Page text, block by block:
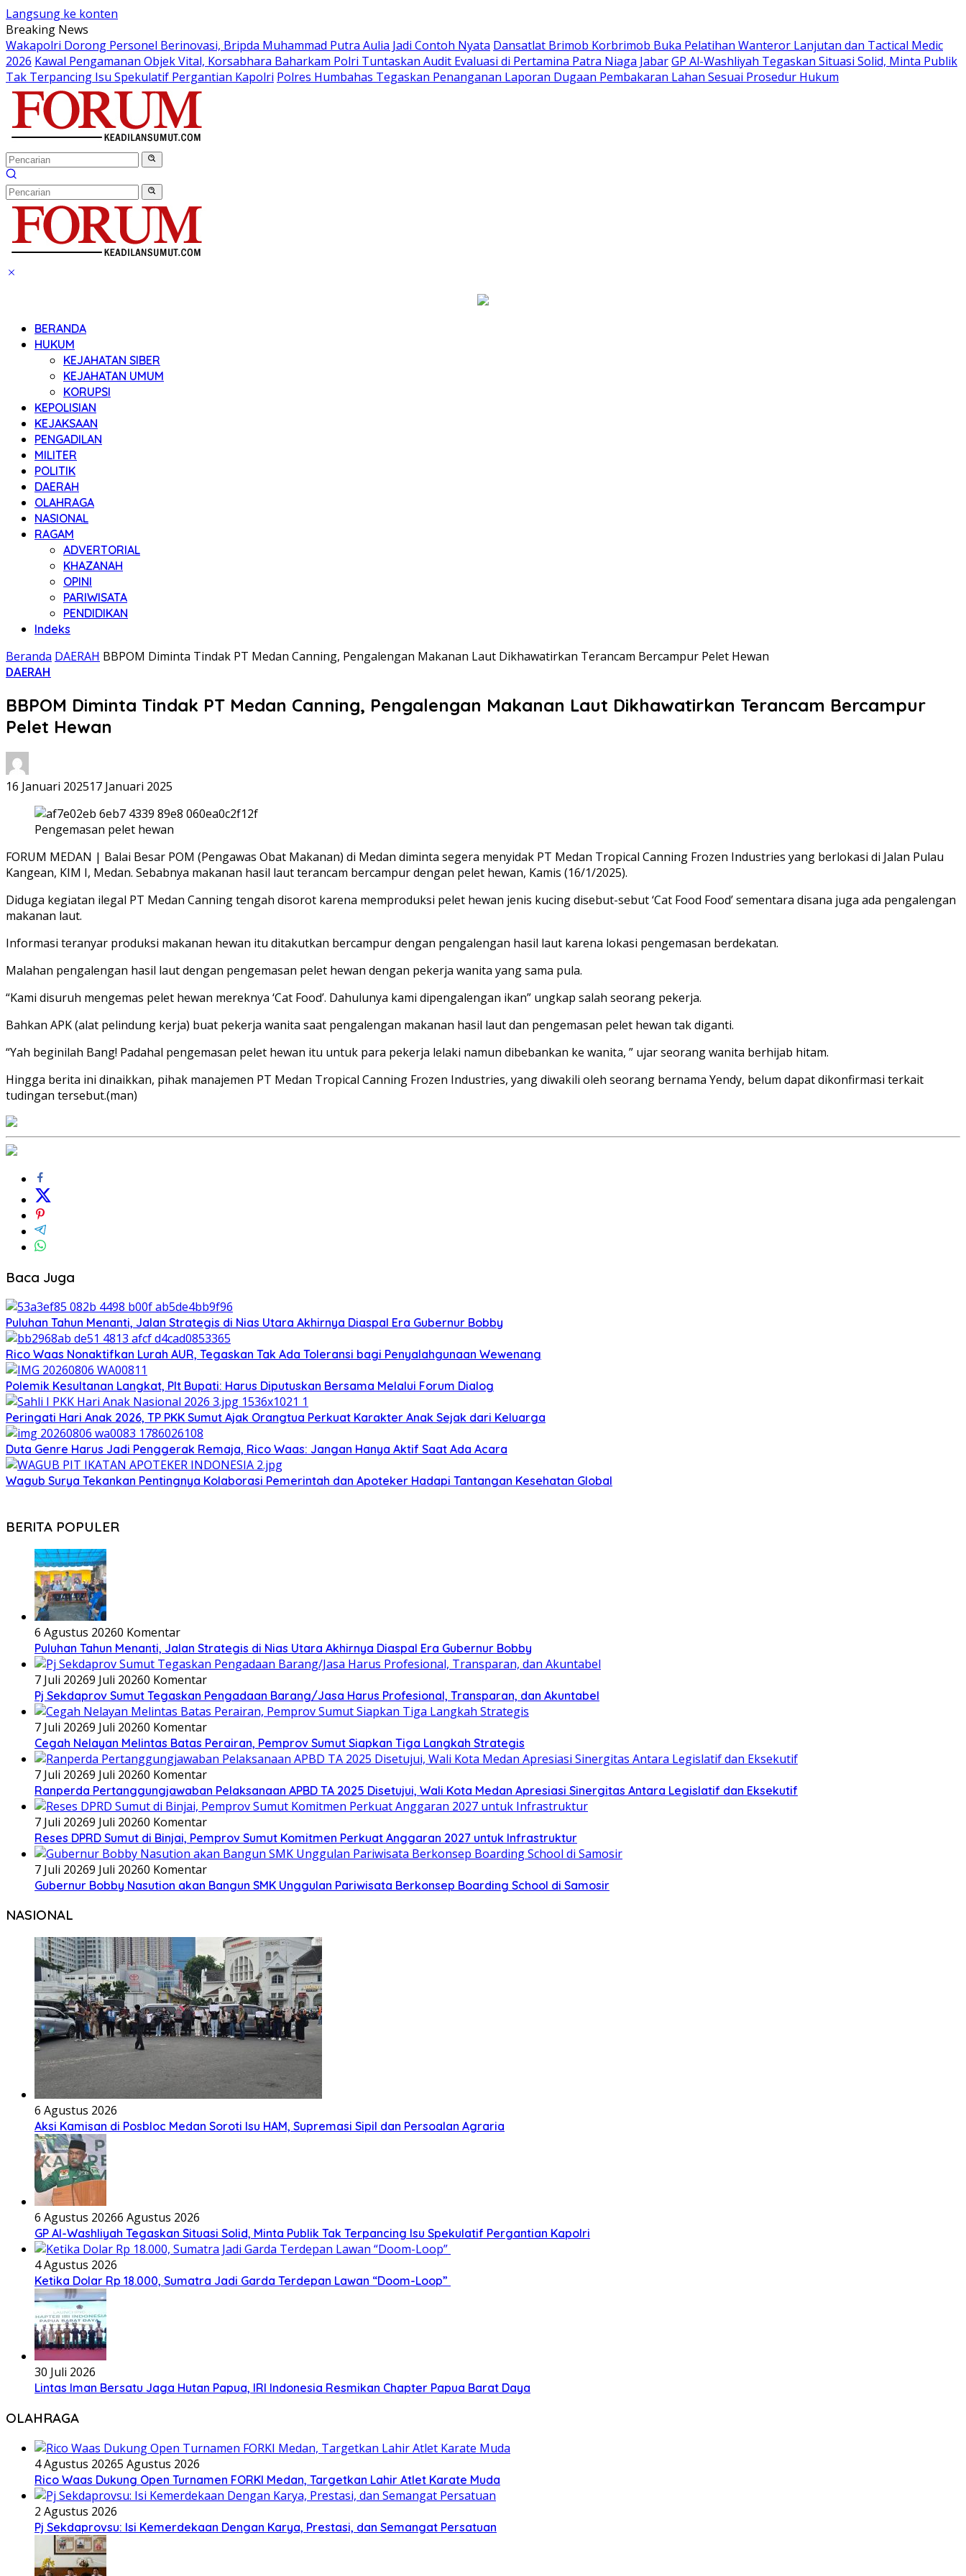
Langsung ke konten
Breaking News
Wakapolri Dorong Personel Berinovasi, Bripda Muhammad Putra Aulia Jadi Contoh Nyata Dansatlat Brimob Korbrimob Buka Pelatihan Wanteror Lanjutan dan Tactical Medic
2026 Kawal Pengamanan Objek Vital, Korsabhara Baharkam Polri Tuntaskan Audit Evaluasi di Pertamina Patra Niaga JabarGP Al-Washliyah Tegaskan Situasi Solid, Minta Publik
Tak Terpancing Isu Spekulatif Pergantian Kapolri Polres Humbahas Tegaskan Penanganan Laporan Dugaan Pembakaran Lahan Sesuai Prosedur Hukum
BERANDA
HUKUM
KEJAHATAN SIBER
KEJAHATAN UMUM
KORUPSI
KEPOLISIAN
KEJAKSAAN
PENGADILAN
MILITER
POLITIK
DAERAH
OLAHRAGA
NASIONAL
RAGAM
ADVERTORIAL
KHAZANAH
OPINI
PARIWISATA
PENDIDIKAN
Indeks
Beranda DAERAH BBPOM Diminta Tindak PT Medan Canning, Pengalengan Makanan Laut Dikhawatirkan Terancam Bercampur Pelet Hewan
DAERAH
BBPOM Diminta Tindak PT Medan Canning, Pengalengan Makanan Laut Dikhawatirkan Terancam Bercampur
Pelet Hewan
16 Januari 202517 Januari 2025
Pengemasan pelet hewan
FORUM MEDAN | Balai Besar POM (Pengawas Obat Makanan) di Medan diminta segera menyidak PT Medan Tropical Canning Frozen Industries yang berlokasi di Jalan Pulau
Kangean, KIM I, Medan. Sebabnya makanan hasil laut terancam bercampur dengan pelet hewan, Kamis (16/1/2025).
Diduga kegiatan ilegal PT Medan Canning tengah disorot karena memproduksi pelet hewan jenis kucing disebut-sebut ‘Cat Food Food’ sementara disana juga ada pengalengan
makanan laut.
Informasi teranyar produksi makanan hewan itu ditakutkan bercampur dengan pengalengan hasil laut karena lokasi pengemasan berdekatan.
Malahan pengalengan hasil laut dengan pengemasan pelet hewan dengan pekerja wanita yang sama pula.
“Kami disuruh mengemas pelet hewan mereknya ‘Cat Food’. Dahulunya kami dipengalengan ikan” ungkap salah seorang pekerja.
Bahkan APK (alat pelindung kerja) buat pekerja wanita saat pengalengan makanan hasil laut dan pengemasan pelet hewan tak diganti.
“Yah beginilah Bang! Padahal pengemasan pelet hewan itu untuk para pekerja lelaki namun dibebankan ke wanita, ” ujar seorang wanita berhijab hitam.
Hingga berita ini dinaikkan, pihak manajemen PT Medan Tropical Canning Frozen Industries, yang diwakili oleh seorang bernama Yendy, belum dapat dikonfirmasi terkait
tudingan tersebut.(man)
Baca Juga
Puluhan Tahun Menanti, Jalan Strategis di Nias Utara Akhirnya Diaspal Era Gubernur Bobby
Rico Waas Nonaktifkan Lurah AUR, Tegaskan Tak Ada Toleransi bagi Penyalahgunaan Wewenang
Polemik Kesultanan Langkat, Plt Bupati: Harus Diputuskan Bersama Melalui Forum Dialog
Peringati Hari Anak 2026, TP PKK Sumut Ajak Orangtua Perkuat Karakter Anak Sejak dari Keluarga
Duta Genre Harus Jadi Penggerak Remaja, Rico Waas: Jangan Hanya Aktif Saat Ada Acara
Wagub Surya Tekankan Pentingnya Kolaborasi Pemerintah dan Apoteker Hadapi Tantangan Kesehatan Global
BERITA POPULER
6 Agustus 20260 Komentar
Puluhan Tahun Menanti, Jalan Strategis di Nias Utara Akhirnya Diaspal Era Gubernur Bobby
7 Juli 20269 Juli 20260 Komentar
Pj Sekdaprov Sumut Tegaskan Pengadaan Barang/Jasa Harus Profesional, Transparan, dan Akuntabel
7 Juli 20269 Juli 20260 Komentar
Cegah Nelayan Melintas Batas Perairan, Pemprov Sumut Siapkan Tiga Langkah Strategis
7 Juli 20269 Juli 20260 Komentar
Ranperda Pertanggungjawaban Pelaksanaan APBD TA 2025 Disetujui, Wali Kota Medan Apresiasi Sinergitas Antara Legislatif dan Eksekutif
7 Juli 20269 Juli 20260 Komentar
Reses DPRD Sumut di Binjai, Pemprov Sumut Komitmen Perkuat Anggaran 2027 untuk Infrastruktur
7 Juli 20269 Juli 20260 Komentar
Gubernur Bobby Nasution akan Bangun SMK Unggulan Pariwisata Berkonsep Boarding School di Samosir
NASIONAL
6 Agustus 2026
Aksi Kamisan di Posbloc Medan Soroti Isu HAM, Supremasi Sipil dan Persoalan Agraria
6 Agustus 20266 Agustus 2026
GP Al-Washliyah Tegaskan Situasi Solid, Minta Publik Tak Terpancing Isu Spekulatif Pergantian Kapolri
4 Agustus 2026
Ketika Dolar Rp 18.000, Sumatra Jadi Garda Terdepan Lawan “Doom-Loop”
30 Juli 2026
Lintas Iman Bersatu Jaga Hutan Papua, IRI Indonesia Resmikan Chapter Papua Barat Daya
OLAHRAGA
4 Agustus 20265 Agustus 2026
Rico Waas Dukung Open Turnamen FORKI Medan, Targetkan Lahir Atlet Karate Muda
2 Agustus 2026
Pj Sekdaprovsu: Isi Kemerdekaan Dengan Karya, Prestasi, dan Semangat Persatuan